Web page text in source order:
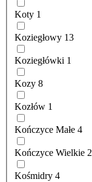
Koty 1
Koziegłowy 13
Koziegłówki 1
Kozy 8
Kozłów 1
Kończyce Małe 4
Kończyce Wielkie 2
Kośmidry 4